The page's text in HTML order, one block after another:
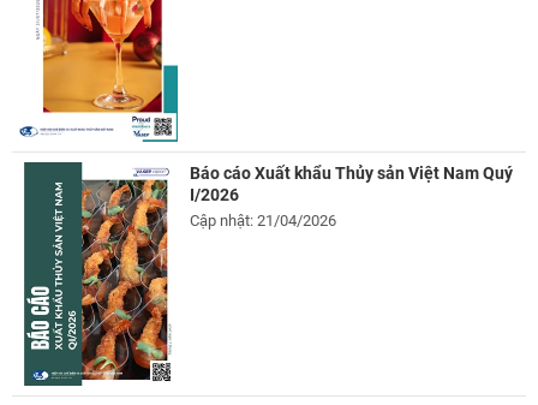
Báo cáo Xuất khẩu Thủy sản Việt Nam Quý
I/2026
Cập nhật: 21/04/2026